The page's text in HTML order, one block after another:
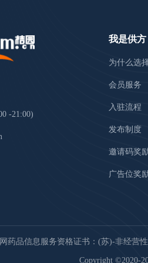
-21:00)
我是供方
为什么选
会员服务
入驻流程
发布制度
邀请码奖
广告位奖
药品信息服务资格证书：(苏)-非经营性
Copyright ©2020-